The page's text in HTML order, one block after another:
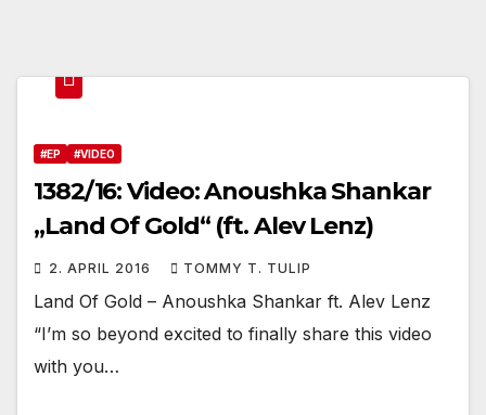
#EP #VIDEO
1382/16: Video: Anoushka Shankar
„Land Of Gold“ (ft. Alev Lenz)
2. APRIL 2016 TOMMY T. TULIP
Land Of Gold – Anoushka Shankar ft. Alev Lenz
“I’m so beyond excited to finally share this video
with you…